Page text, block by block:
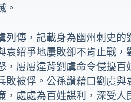
。
列傳，記載身為幽州刺史
袁紹爭地屢敗卻不肯止戰
，屢屢違背劉虞命令侵擾
敗被俘。公孫讚藉口劉虞與
，處處為百姓謀利，深受